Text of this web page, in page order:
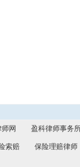
网 盈科律师事务
索赔 保险理赔律师